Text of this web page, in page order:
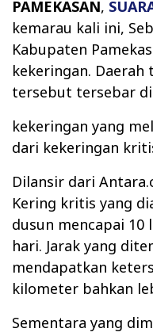
PAMEKASAN,
kemarau kali ini,
Kabupaten
kekeringan.
tersebut tersebar di
kekeringan yang
dari kekeringan
Dilansir dari
Kering kritis yang
dusun mencapai
hari. Jarak yang
mendapatkan
kilometer bahkan
Sementara yang